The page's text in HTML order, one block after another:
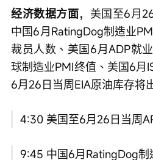
经济数据方面， 美国至6月
中国6月RatingDog制造业
裁员人数、美国6月ADP就
球制造业PMI终值、美国6月
6月26日当周EIA原油库存将
4:30 美国至6月26日当周
9:45 中国6月RatingDog制